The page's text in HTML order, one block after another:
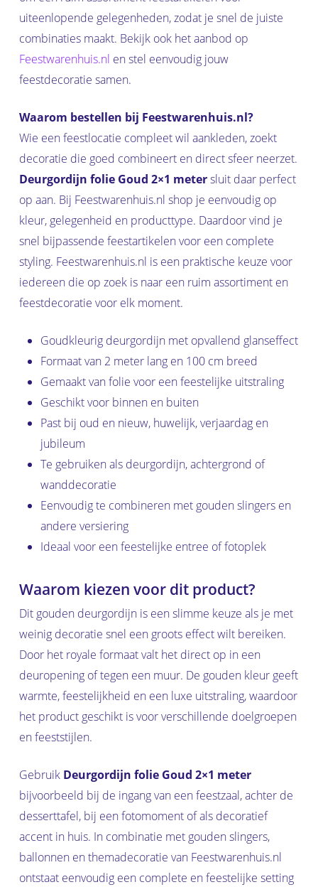
uiteenlopende gelegenheden, zodat je snel de juiste
combinaties maakt. Bekijk ook het aanbod op
Feestwarenhuis.nl en stel eenvoudig jouw
feestdecoratie samen.
Waarom bestellen bij Feestwarenhuis.nl?
Wie een feestlocatie compleet wil aankleden, zoekt
decoratie die goed combineert en direct sfeer neerzet.
Deurgordijn folie Goud 2×1 metersluit daar perfect
op aan. Bij Feestwarenhuis.nl shop je eenvoudig op
kleur, gelegenheid en producttype. Daardoor vind je
snel bijpassende feestartikelen voor een complete
styling. Feestwarenhuis.nl is een praktische keuze voor
iedereen die op zoek is naar een ruim assortiment en
feestdecoratie voor elk moment.
Goudkleurig deurgordijn met opvallend glanseffect
Formaat van 2 meter lang en 100 cm breed
Gemaakt van folie voor een feestelijke uitstraling
Geschikt voor binnen en buiten
Past bij oud en nieuw, huwelijk, verjaardag en
jubileum
Te gebruiken als deurgordijn, achtergrond of
wanddecoratie
Eenvoudig te combineren met gouden slingers en
andere versiering
Ideaal voor een feestelijke entree of fotoplek
Waarom kiezen voor dit product?
Dit gouden deurgordijn is een slimme keuze als je met
weinig decoratie snel een groots effect wilt bereiken.
Door het royale formaat valt het direct op in een
deuropening of tegen een muur. De gouden kleur geeft
warmte, feestelijkheid en een luxe uitstraling, waardoor
het product geschikt is voor verschillende doelgroepen
en feeststijlen.
Gebruik Deurgordijn folie Goud 2×1 meter
bijvoorbeeld bij de ingang van een feestzaal, achter de
desserttafel, bij een fotomoment of als decoratief
accent in huis. In combinatie met gouden slingers,
ballonnen en themadecoratie van Feestwarenhuis.nl
ontstaat eenvoudig een complete en feestelijke setting